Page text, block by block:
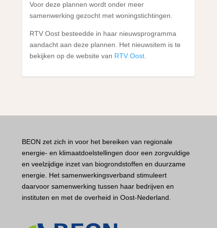
Voor deze plannen wordt onder meer
samenwerking gezocht met woningstichtingen.
RTV Oost besteedde in haar nieuwsprogramma
aandacht aan deze plannen. Het nieuwsitem is te
bekijken op de website van RTV Oost.
BEON zet zich in voor het bereiken van regionale
energie- en klimaatdoelstellingen door een zorgvuldige
en veelzijdige inzet van biogrondstoffen en duurzame
energie. Het samenwerkingsverband stimuleert
daarvoor samenwerking tussen haar bedrijven en
instituten en met de overheid in Oost-Nederland.